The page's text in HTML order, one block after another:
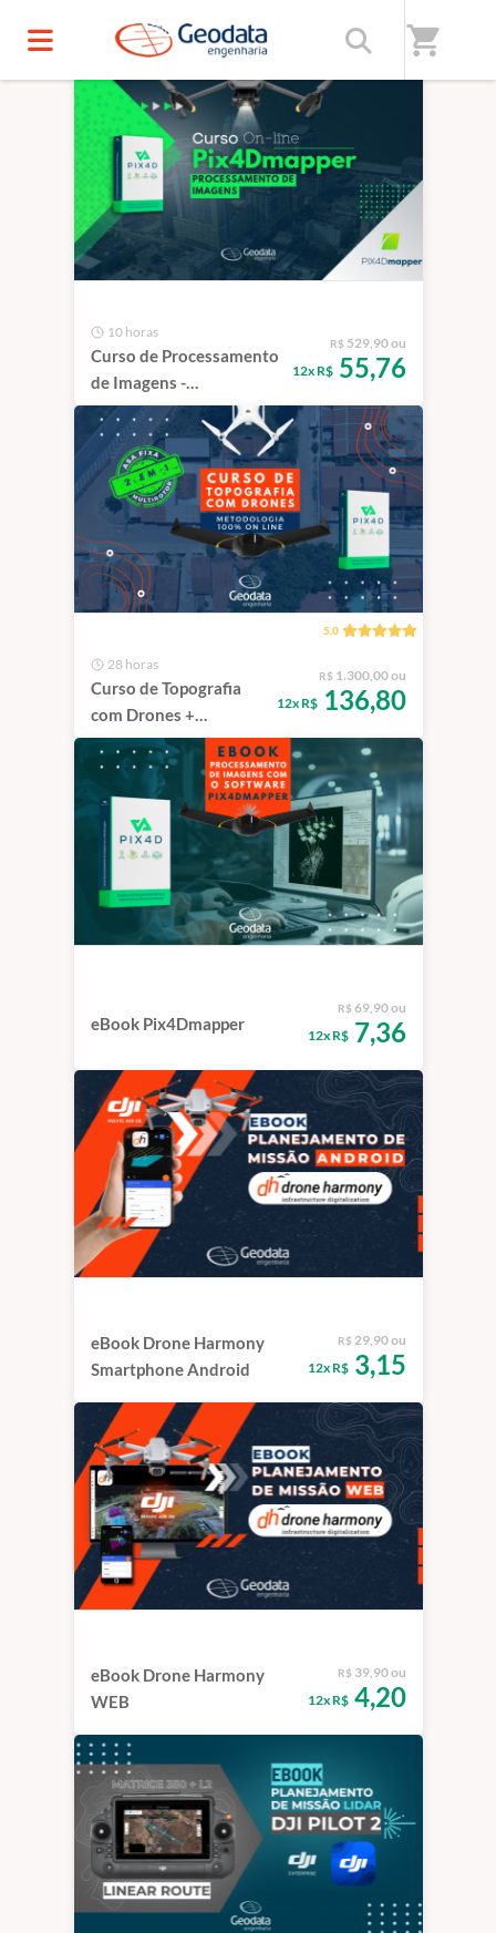
shopping_cart
Início/Cursos
10 horas
Curso de Processamento
de Imagens -
Pix4Dmapper
R$ 529,90 ou
12x R$55,76
5.0
28 horas
Curso de Topografia
com Drones +
Pix4Dmapper
R$ 1.300,00 ou
12x R$136,80
eBook Pix4Dmapper
R$ 69,90 ou
12x R$7,36
eBook Drone Harmony
Smartphone Android
R$ 29,90 ou
12x R$3,15
eBook Drone Harmony
WEB
R$ 39,90 ou
12x R$4,20